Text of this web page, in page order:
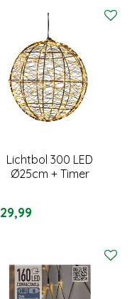
Lichtbol 300 LED
Ø25cm + Timer
29,99